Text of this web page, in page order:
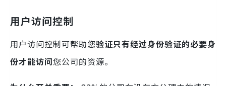
用户访问控制
用户访问控制可帮助您验证只有经过身份验证的必要身
份才能访问您公司的资源。